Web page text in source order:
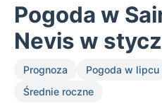
Pogoda w
Nevis w
Prognoza Pogoda w lipcu
Średnie roczne